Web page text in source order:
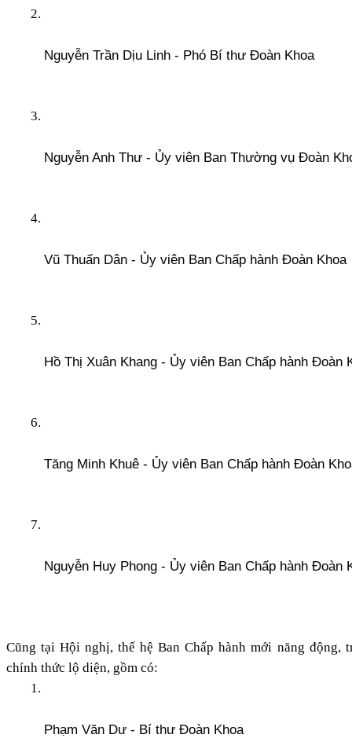
Nguyễn Trần Dịu Linh - Phó Bí thư Đoàn Khoa
Nguyễn Anh Thư - Ủy viên Ban Thường vụ Đoàn
Vũ Thuấn Dân - Ủy viên Ban Chấp hành Đoàn Khoa
Hồ Thị Xuân Khang - Ủy viên Ban Chấp hành Đoàn
Tăng Minh Khuê - Ủy viên Ban Chấp hành Đoàn
Nguyễn Huy Phong - Ủy viên Ban Chấp hành Đoàn
Cũng tại Hội nghị, thế hệ Ban Chấp hành mới năng động,
chính thức lộ diện, gồm có:
Phạm Văn Dư - Bí thư Đoàn Khoa